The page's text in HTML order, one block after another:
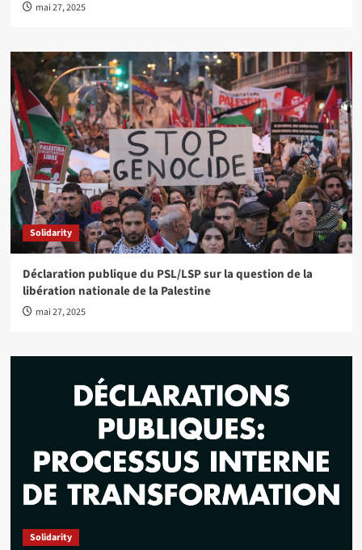
mai 27, 2025
Solidarity
Déclaration publique du PSL/LSP sur la question de la
libération nationale de la Palestine
mai 27, 2025
Solidarity